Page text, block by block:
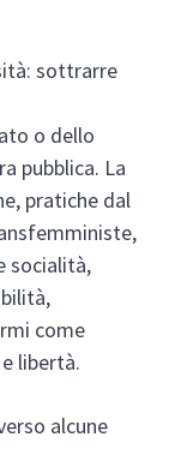
sottrarre
o dello
pubblica. La
pratiche dal
socialità,
come
libertà.
alcune